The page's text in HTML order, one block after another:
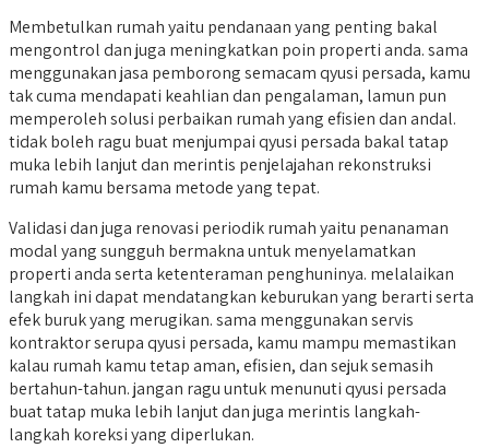
Membetulkan rumah yaitu pendanaan yang penting bakal
mengontrol dan juga meningkatkan poin properti anda. sama
menggunakan jasa pemborong semacam qyusi persada, kamu
tak cuma mendapati keahlian dan pengalaman, lamun pun
memperoleh solusi perbaikan rumah yang efisien dan andal.
tidak boleh ragu buat menjumpai qyusi persada bakal tatap
muka lebih lanjut dan merintis penjelajahan rekonstruksi
rumah kamu bersama metode yang tepat.
Validasi dan juga renovasi periodik rumah yaitu penanaman
modal yang sungguh bermakna untuk menyelamatkan
properti anda serta ketenteraman penghuninya. melalaikan
langkah ini dapat mendatangkan keburukan yang berarti serta
efek buruk yang merugikan. sama menggunakan servis
kontraktor serupa qyusi persada, kamu mampu memastikan
kalau rumah kamu tetap aman, efisien, dan sejuk semasih
bertahun-tahun. jangan ragu untuk menunuti qyusi persada
buat tatap muka lebih lanjut dan juga merintis langkah-
langkah koreksi yang diperlukan.